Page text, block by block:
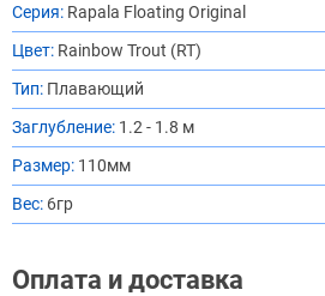
Серия: Rapala Floating Original
Цвет: Rainbow Trout (RT)
Тип: Плавающий
Заглубление: 1.2 - 1.8 м
Размер: 110мм
Вес: 6гр
Оплата и доставка